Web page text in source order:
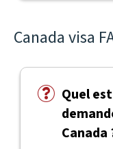
Canada visa
Quel
Canada